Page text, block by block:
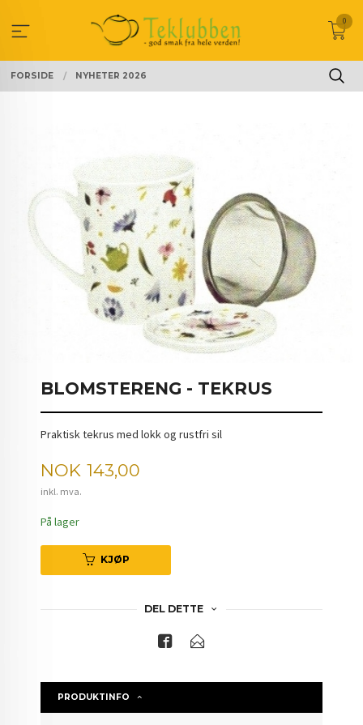
innholdet
0
FORSIDE NYHETER 2026
BLOMSTERENG - TEKRUS
Praktisk tekrus med lokk og rustfri sil
Pris
NOK 143,00
inkl. mva.
På lager
KJØP
DEL DETTE
PRODUKTINFO